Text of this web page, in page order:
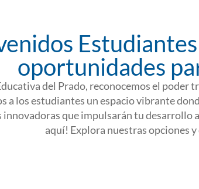
oportunidades
del Prado, reconocemos el poder
a los estudiantes un espacio vibrante
que impulsarán tu desarrollo
aquí! Explora nuestras opciones